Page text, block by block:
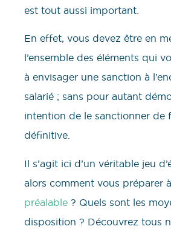
est tout aussi important.
En effet, vous devez être en
l’ensemble des éléments qui
à envisager une sanction à
salarié ; sans pour autant
intention de le sanctionner de
définitive.
Il s’agit ici d’un véritable jeu
alors comment vous préparer à
préalable ? Quels sont les
disposition ? Découvrez tous